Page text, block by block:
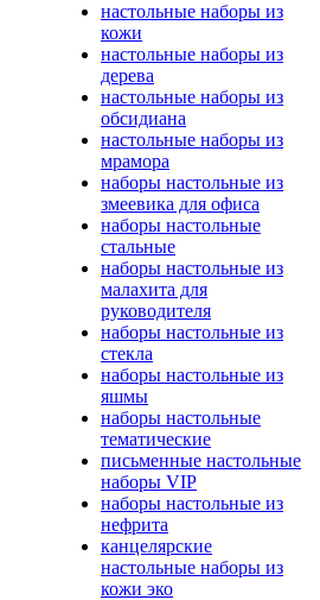
настольные наборы из
кожи
настольные наборы из
дерева
настольные наборы из
обсидиана
настольные наборы из
мрамора
наборы настольные из
змеевика для офиса
наборы настольные
стальные
наборы настольные из
малахита для
руководителя
наборы настольные из
стекла
наборы настольные из
яшмы
наборы настольные
тематические
письменные настольные
наборы VIP
наборы настольные из
нефрита
канцелярские
настольные наборы из
кожи эко